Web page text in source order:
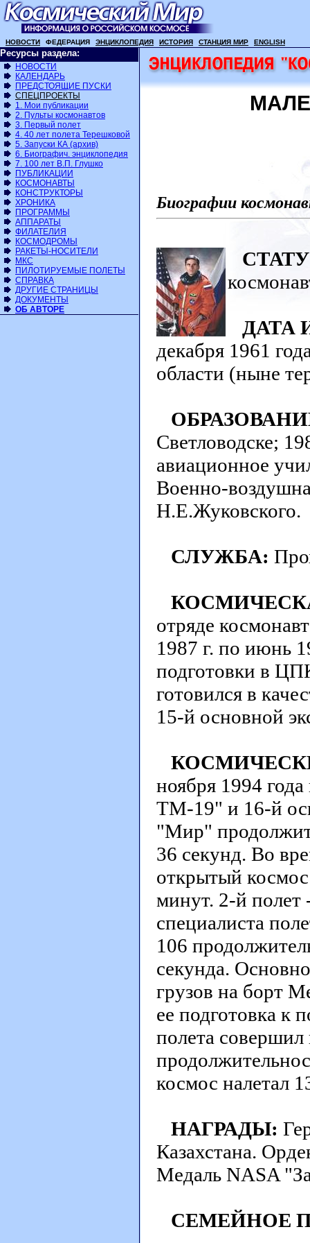
НОВОСТИ ФЕДЕРАЦИЯ ЭНЦИКЛОПЕДИЯ ИСТОРИЯ СТАНЦИЯ МИР ENGLISH
Ресурсы раздела:
НОВОСТИ
КАЛЕНДАРЬ
ПРЕДСТОЯЩИЕ ПУСКИ
СПЕЦПРОЕКТЫ
1. Мои публикации
2. Пульты космонавтов
3. Первый полет
4. 40 лет полета Терешковой
5. Запуски КА (архив)
6. Биографич. энциклопедия
7. 100 лет В.П. Глушко
ПУБЛИКАЦИИ
КОСМОНАВТЫ
КОНСТРУКТОРЫ
ХРОНИКА
ПРОГРАММЫ
АППАРАТЫ
ФИЛАТЕЛИЯ
КОСМОДРОМЫ
РАКЕТЫ-НОСИТЕЛИ
МКС
ПИЛОТИРУЕМЫЕ ПОЛЕТЫ
СПРАВКА
ДРУГИЕ СТРАНИЦЫ
ДОКУМЕНТЫ
ОБ АВТОРЕ
Биографии
ДАТА
декабря 1961
области (ныне
Светловодске;
авиационное
Военно-
Н.Е.Жуковского.
СЛУЖБА:
отряде
1987 г. по июнь
подготовки в
готовился в
15-й основной
ноября 1994
ТМ-19" и 16-й
"Мир"
36 секунд. Во
открытый
минут. 2-й полет
специалиста
106
секунда.
грузов на борт
ее подготовка к
полета
космос налетал
НАГРАДЫ:
Казахстана.
Медаль NASA
СЕМЕЙНОЕ